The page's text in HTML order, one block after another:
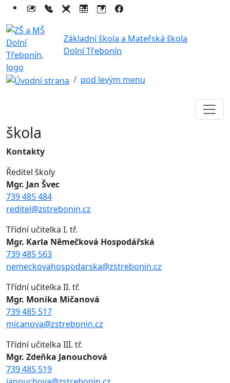
Základní škola a Mateřská škola
Dolní Třebonín
pod levým menu
škola
Kontakty
Ředitel školy
Mgr. Jan Švec
739 485 484
reditel@zstrebonin.cz
Třídní učitelka I. tř.
Mgr. Karla Němečková Hospodářská
739 485 563
nemeckovahospodarska@zstrebonin.cz
Třídní učitelka II. tř.
Mgr. Monika Mičanová
739 485 517
micanova@zstrebonin.cz
Třídní učitelka III. tř.
Mgr. Zdeňka Janouchová
739 485 519